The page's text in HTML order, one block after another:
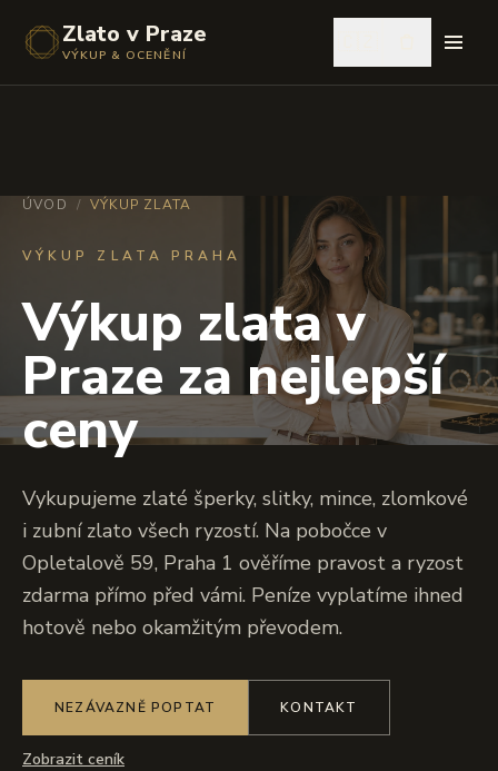
Zlato v Praze
VÝKUP & OCENĚNÍ
ÚVOD / VÝKUP ZLATA
VÝKUP ZLATA PRAHA
Výkup zlata v
Praze za nejlepší
ceny
Vykupujeme zlaté šperky, slitky, mince, zlomkové
i zubní zlato všech ryzostí. Na pobočce v
Opletalově 59, Praha 1 ověříme pravost a ryzost
zdarma přímo před vámi. Peníze vyplatíme ihned
hotově nebo okamžitým převodem.
NEZÁVAZNĚ POPTAT KONTAKT
Zobrazit ceník